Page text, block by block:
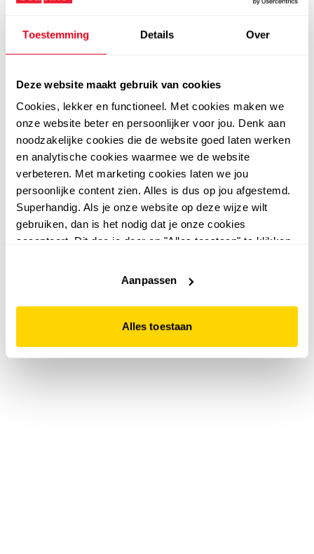
Toestemming Details Over
Deze website maakt gebruik van cookies
Cookies, lekker en functioneel. Met cookies maken we
onze website beter en persoonlijker voor jou. Denk aan
noodzakelijke cookies die de website goed laten werken
en analytische cookies waarmee we de website
verbeteren. Met marketing cookies laten we jou
persoonlijke content zien. Alles is dus op jou afgestemd.
Superhandig. Als je onze website op deze wijze wilt
gebruiken, dan is het nodig dat je onze cookies
accepteert. Dit doe je door op "Alles toestaan" te klikken.
website niet optimaal functioneert.
Aanpassen
Alles toestaan